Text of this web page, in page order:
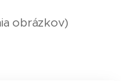
obrázkov)